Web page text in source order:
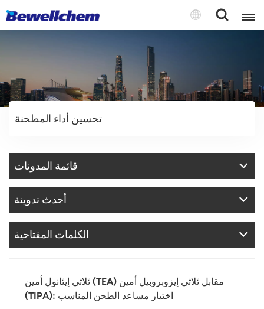
English
Русский
中文
Español
تحسين أداء المطحنة
قائمة المدونات
أحدث تدوينة
الكلمات المفتاحية
ثلاثي إيثانول أمين (TEA) مقابل ثلاثي إيزوبروبيل أمين
(TIPA): اختيار مساعد الطحن المناسب